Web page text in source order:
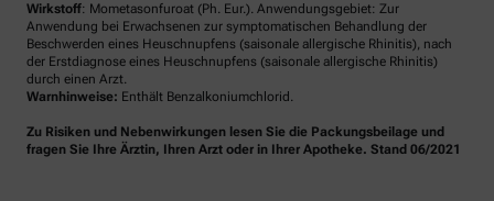
Wirkstoff: Mometasonfuroat (Ph. Eur.). Anwendungsgebiet: Zur
Anwendung bei Erwachsenen zur symptomatischen Behandlung der
Beschwerden eines Heuschnupfens (saisonale allergische Rhinitis), nach
der Erstdiagnose eines Heuschnupfens (saisonale allergische Rhinitis)
durch einen Arzt.
Warnhinweise: Enthält Benzalkoniumchlorid.
Zu Risiken und Nebenwirkungen lesen Sie die Packungsbeilage und
fragen Sie Ihre Ärztin, Ihren Arzt oder in Ihrer Apotheke. Stand 06/2021